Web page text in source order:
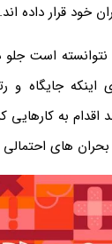
خود قرار داده اند.
نتوانسته است
اینکه جایگاه و
به کارهایی
های